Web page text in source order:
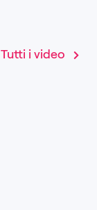
Tutti i video